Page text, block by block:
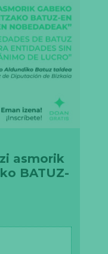
asmorik
BATUZ-